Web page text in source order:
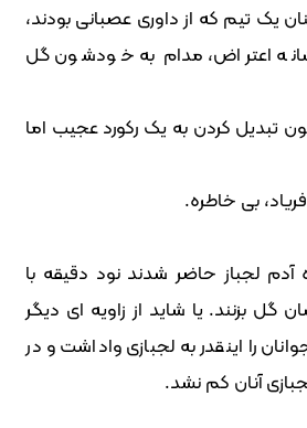
یک تیم که از داوری عصبانی بودند،
اعتراض، مدام به خودشون گل
تبدیل کردن به یک رکورد عجیب اما
آدم لجباز حاضر شدند نود دقیقه با
گل بزنند. یا شاید از زاویه ای دیگر
را اینقدر به لجبازی واداشت و در
آنان کم نشد.